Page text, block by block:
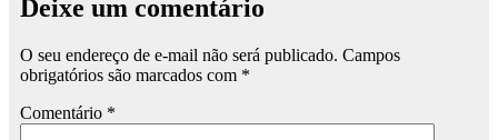
Deixe um comentário
O seu endereço de e-mail não será publicado. Campos
obrigatórios são marcados com *
Comentário *